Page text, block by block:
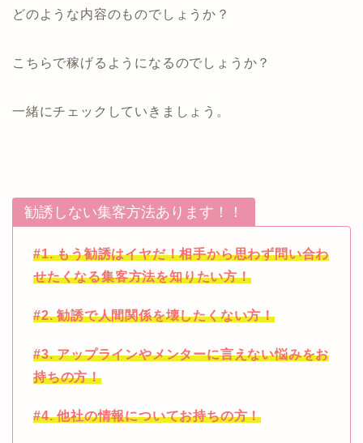
どのような内容のものでしょうか？
こちらで稼げるようになるのでしょうか？
一緒にチェックしていきましょう。
勧誘しない集客方法あります！！
#1. もう勧誘はイヤだ！相手から思わず問い合わ
せたくなる集客方法を知りたい方！
#2. 勧誘で人間関係を壊したくない方！
#3. アップラインやメンターに言えない悩みをお
持ちの方！
#4. 他社の情報についてお持ちの方！